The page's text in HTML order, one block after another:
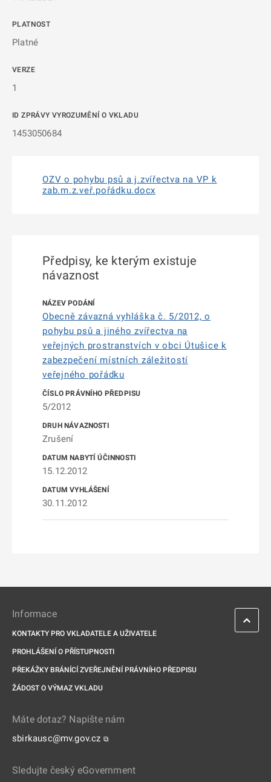
PLATNOST
Platné
VERZE
1
ID ZPRÁVY VYROZUMĚNÍ O VKLADU
1453050684
OZV o pohybu psů a j.zvířectva na VP k
zab.m.z.veř.pořádku.docx
Předpisy, ke kterým existuje
návaznost
Obecně závazná vyhláška č. 5/2012, o
pohybu psů a jiného zvířectva na
veřejných prostranstvích v obci Útušice k
zabezpečení místních záležitostí
veřejného pořádku
5/2012
Zrušení
15.12.2012
30.11.2012
Informace
KONTAKTY PRO VKLADATELE A UŽIVATELE
PROHLÁŠENÍ O PŘÍSTUPNOSTI
PŘEKÁŽKY BRÁNÍCÍ ZVEŘEJNĚNÍ PRÁVNÍHO PŘEDPISU
ŽÁDOST O VÝMAZ VKLADU
Máte dotaz? Napište nám
sbirkausc@mv.gov.cz ⧉
Sledujte český eGovernment